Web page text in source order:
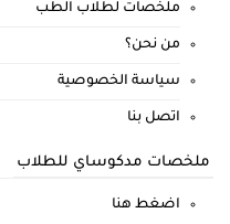
ملخصات لطلاب الطب
من نحن؟
سياسة الخصوصية
اتصل بنا
ملخصات مدكوساي للطلاب
اضغط هنا